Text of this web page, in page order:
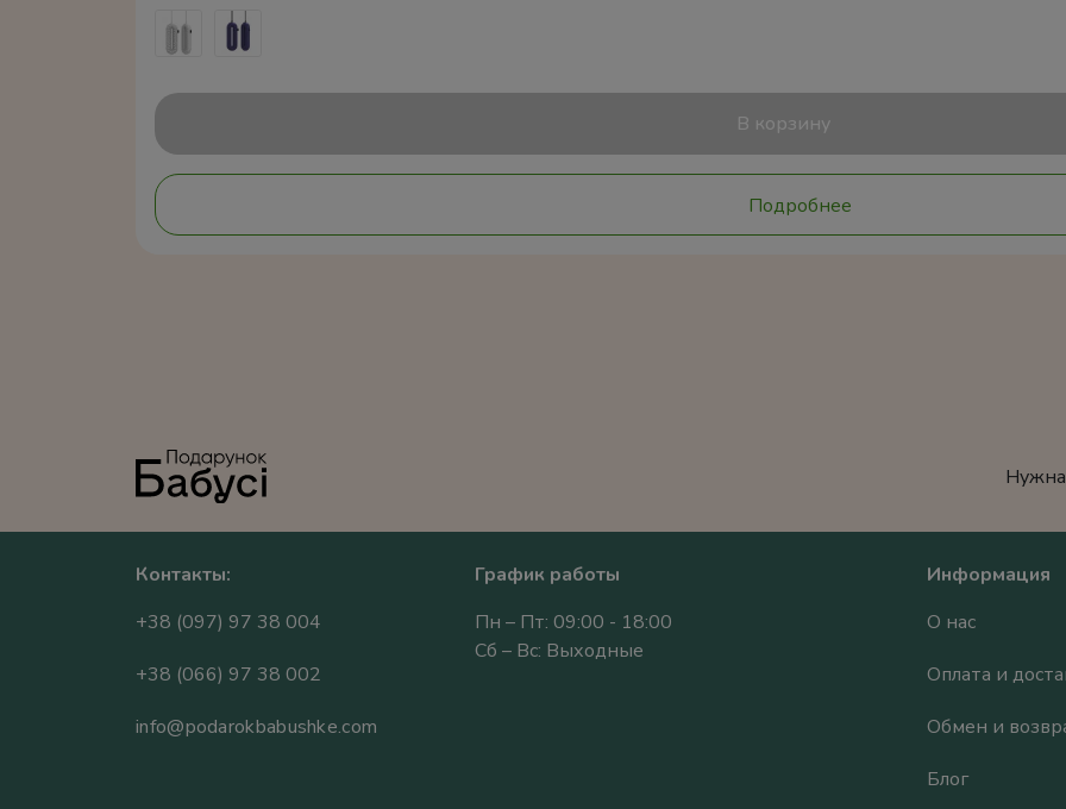
В корзину
Подробнее
Контакты:
+38 (097) 97 38 004
+38 (066) 97 38 002
info@podarokbabushke.com
График работы
Пн – Пт: 09:00 - 18:00
Сб – Вс: Выходные
Информация
О нас
Оплата и
Обмен и
Блог